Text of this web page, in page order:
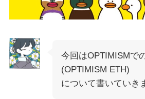
今回はOPTIMISMで
(OPTIMISM ETH)
について書いていき